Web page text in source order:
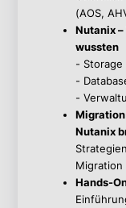
(AOS,
Nutanix
wussten
- Storage
-
-
Nutanix
Migration
Hands-